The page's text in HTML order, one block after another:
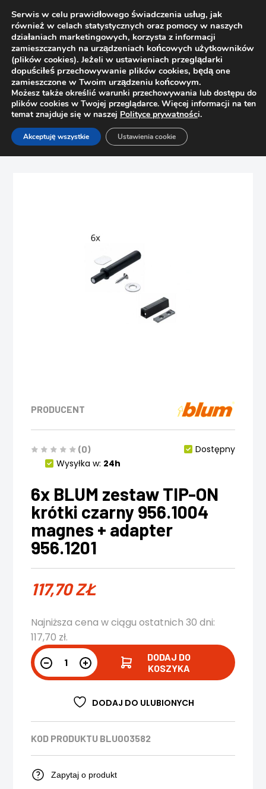
Strona główna Sklep
Zawiasy
6x BLUM zestaw TIP-ON krótki czarny 956.1004 magnes +
PRODUCENT
(0)
Dostępny
Wysyłka w: 24h
6x BLUM zestaw TIP-ON
krótki czarny 956.1004
magnes + adapter
956.1201
117,70ZŁ
Najniższa cena w ciągu ostatnich 30 dni:
117,70 zł.
DODAJ DO
KOSZYKA
DODAJ DO ULUBIONYCH
KOD PRODUKTU BLU003582
Zapytaj o produkt
Serwis w celu prawidłowego świadczenia usług, jak
również w celach statystycznych oraz pomocy w naszych
działaniach marketingowych, korzysta z informacji
zamieszczanych na urządzeniach końcowych użytkowników
(plików cookies). Jeżeli w ustawieniach przeglądarki
dopuściłeś przechowywanie plików cookies, będą one
zamieszczone w Twoim urządzeniu końcowym.
Możesz także określić warunki przechowywania lub dostępu do
plików cookies w Twojej przeglądarce. Więcej informacji na ten
temat znajduje się w naszej Polityce prywatności.
Akceptuję wszystkie Ustawienia cookie